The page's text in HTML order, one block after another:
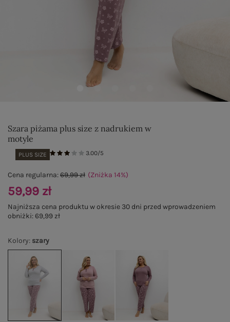
Szara piżama plus size z nadrukiem w
motyle
PLUS SIZE 3.00/5
Kolory: szary
Cena regularna:69,99 zł (Zniżka 14%)
59,99 zł
Najniższa cena produktu w okresie 30 dni przed wprowadzeniem
obniżki:69,99 zł